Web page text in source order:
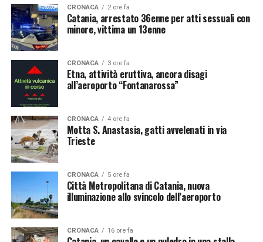
CRONACA 2 ore fa
Catania, arrestato 36enne per atti sessuali con
minore, vittima un 13enne
CRONACA 3 ore fa
Etna, attività eruttiva, ancora disagi
all’aeroporto “Fontanarossa”
CRONACA 4 ore fa
Motta S. Anastasia, gatti avvelenati in via
Trieste
CRONACA 5 ore fa
Città Metropolitana di Catania, nuova
illuminazione allo svincolo dell’aeroporto
CRONACA 16 ore fa